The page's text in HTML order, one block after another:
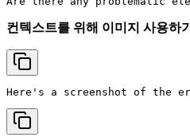
컨텍스트를 위해 이미지 사용하기